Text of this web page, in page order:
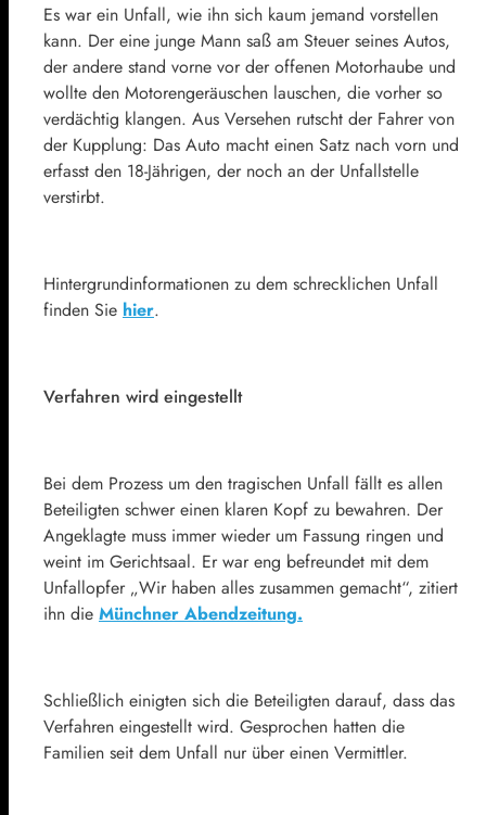
Es war ein Unfall, wie ihn sich kaum jemand vorstellen
kann. Der eine junge Mann saß am Steuer seines Autos,
der andere stand vorne vor der offenen Motorhaube und
wollte den Motorengeräuschen lauschen, die vorher so
verdächtig klangen. Aus Versehen rutscht der Fahrer von
der Kupplung: Das Auto macht einen Satz nach vorn und
erfasst den 18-Jährigen, der noch an der Unfallstelle
verstirbt.
Hintergrundinformationen zu dem schrecklichen Unfall
finden Sie hier.
Verfahren wird eingestellt
Bei dem Prozess um den tragischen Unfall fällt es allen
Beteiligten schwer einen klaren Kopf zu bewahren. Der
Angeklagte muss immer wieder um Fassung ringen und
weint im Gerichtsaal. Er war eng befreundet mit dem
Unfallopfer „Wir haben alles zusammen gemacht“, zitiert
ihn die Münchner Abendzeitung.
Schließlich einigten sich die Beteiligten darauf, dass das
Verfahren eingestellt wird. Gesprochen hatten die
Familien seit dem Unfall nur über einen Vermittler.